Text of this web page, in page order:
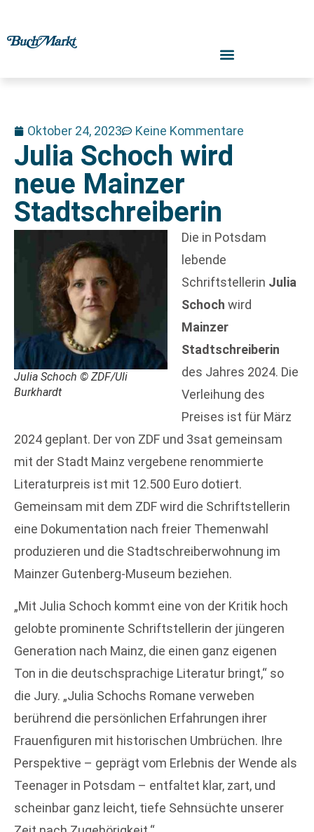
Oktober 24, 2023 Keine Kommentare
Julia Schoch wird
neue Mainzer
Stadtschreiberin
Julia Schoch © ZDF/Uli
Burkhardt
Die in Potsdam
lebende
Schriftstellerin Julia
Schoch wird
Mainzer
Stadtschreiberin
des Jahres 2024. Die
Verleihung des
Preises ist für März
2024 geplant. Der von ZDF und 3sat gemeinsam
mit der Stadt Mainz vergebene renommierte
Literaturpreis ist mit 12.500 Euro dotiert.
Gemeinsam mit dem ZDF wird die Schriftstellerin
eine Dokumentation nach freier Themenwahl
produzieren und die Stadtschreiberwohnung im
Mainzer Gutenberg-Museum beziehen.
„Mit Julia Schoch kommt eine von der Kritik hoch
gelobte prominente Schriftstellerin der jüngeren
Generation nach Mainz, die einen ganz eigenen
Ton in die deutschsprachige Literatur bringt,“ so
die Jury. „Julia Schochs Romane verweben
berührend die persönlichen Erfahrungen ihrer
Frauenfiguren mit historischen Umbrüchen. Ihre
Perspektive – geprägt vom Erlebnis der Wende als
Teenager in Potsdam – entfaltet klar, zart, und
scheinbar ganz leicht, tiefe Sehnsüchte unserer